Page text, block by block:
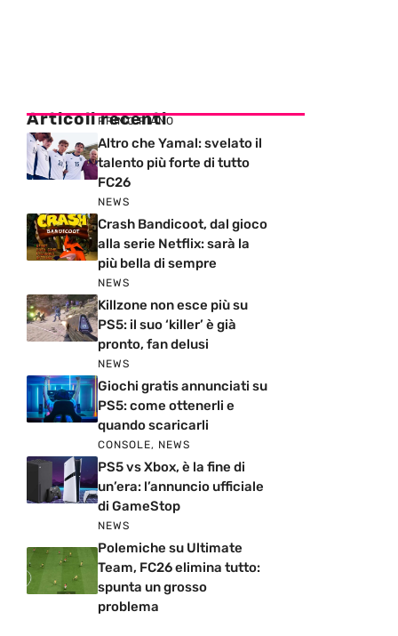
Articoli recenti
PRIMO PIANO
Altro che Yamal: svelato il
talento più forte di tutto
FC26
NEWS
Crash Bandicoot, dal gioco
alla serie Netflix: sarà la
più bella di sempre
NEWS
Killzone non esce più su
PS5: il suo ‘killer’ è già
pronto, fan delusi
NEWS
Giochi gratis annunciati su
PS5: come ottenerli e
quando scaricarli
CONSOLE, NEWS
PS5 vs Xbox, è la fine di
un’era: l’annuncio ufficiale
di GameStop
NEWS
Polemiche su Ultimate
Team, FC26 elimina tutto:
spunta un grosso
problema